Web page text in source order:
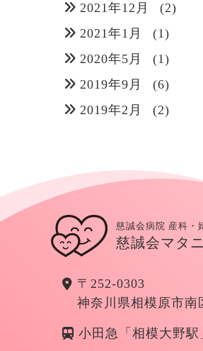
2021年12月
(2)
2021年1月
(1)
2020年5月
(1)
2019年9月
(6)
2019年2月
(2)
慈誠会病院 産科・
慈誠会マタ
〒252-0303
神奈川県相模原市南
小田急「相模大野